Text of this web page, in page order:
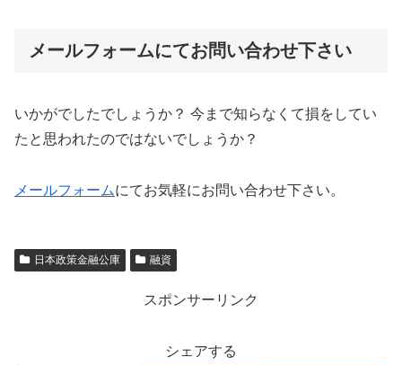
メールフォームにてお問い合わせ下さい
いかがでしたでしょうか？ 今まで知らなくて損をしてい
たと思われたのではないでしょうか？
メールフォームにてお気軽にお問い合わせ下さい。
日本政策金融公庫 融資
スポンサーリンク
シェアする